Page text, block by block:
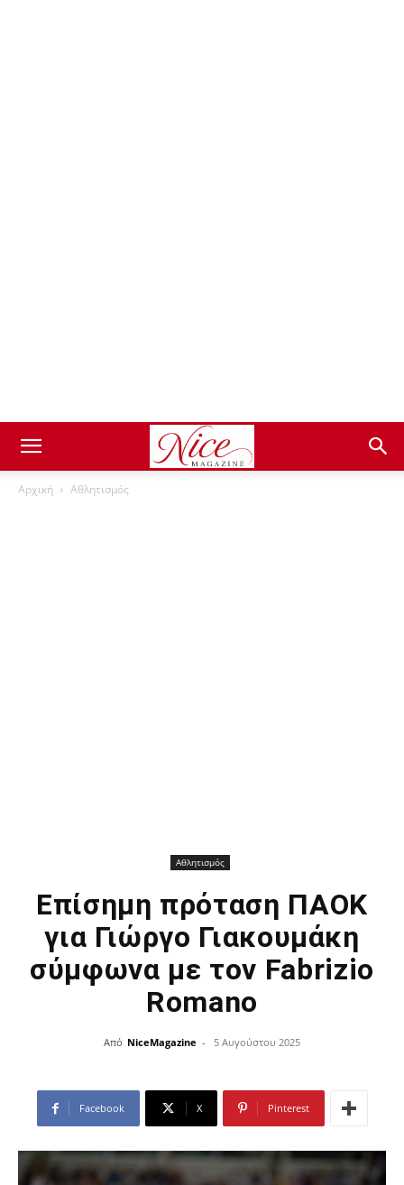
Αρχική Αθλητισμός
Αθλητισμός
Επίσημη πρόταση ΠΑΟΚ
για Γιώργο Γιακουμάκη
σύμφωνα με τον Fabrizio
Romano
Από NiceMagazine - 5 Αυγούστου 2025
Facebook X Pinterest